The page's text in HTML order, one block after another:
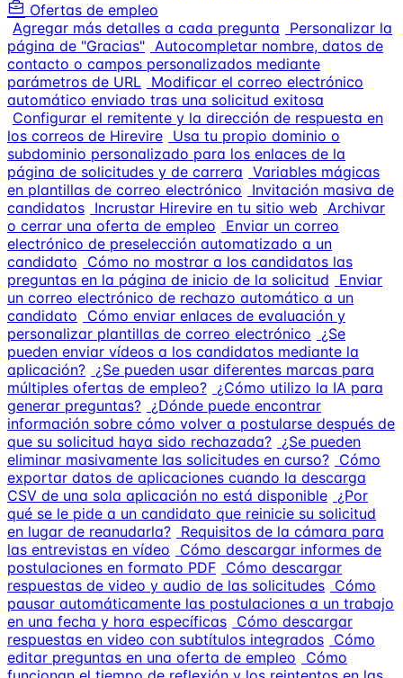
Ofertas de empleo
Agregar más detalles a cada pregunta
Personalizar la
página de "Gracias" Autocompletar nombre, datos de
contacto o campos personalizados mediante
parámetros de URL Modificar el correo electrónico
automático enviado tras una solicitud exitosa
Configurar el remitente y la dirección de respuesta en
los correos de Hirevire Usa tu propio dominio o
subdominio personalizado para los enlaces de la
página de solicitudes y de carrera Variables mágicas
en plantillas de correo electrónico
Invitación masiva de
candidatos Incrustar Hirevire en tu sitio web Archivar
o cerrar una oferta de empleo
Enviar un correo
electrónico de preselección automatizado a un
candidato
Cómo no mostrar a los candidatos las
preguntas en la página de inicio de la solicitud
Enviar
un correo electrónico de rechazo automático a un
candidato
Cómo enviar enlaces de evaluación y
personalizar plantillas de correo electrónico
¿Se
pueden enviar vídeos a los candidatos mediante la
aplicación? ¿Se pueden usar diferentes marcas para
múltiples ofertas de empleo? ¿Cómo utilizo la IA para
generar preguntas? ¿Dónde puede encontrar
información sobre cómo volver a postularse después de
que su solicitud haya sido rechazada? ¿Se pueden
eliminar masivamente las solicitudes en curso? Cómo
exportar datos de aplicaciones cuando la descarga
CSV de una sola aplicación no está disponible ¿Por
qué se le pide a un candidato que reinicie su solicitud
en lugar de reanudarla? Requisitos de la cámara para
las entrevistas en vídeo
Cómo descargar informes de
postulaciones en formato PDF Cómo descargar
respuestas de video y audio de las solicitudes Cómo
pausar automáticamente las postulaciones a un trabajo
en una fecha y hora específicas Cómo descargar
respuestas en video con subtítulos integrados Cómo
editar preguntas en una oferta de empleo
Cómo